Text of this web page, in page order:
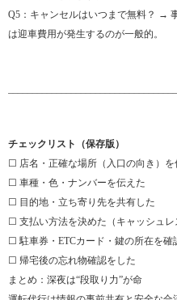
Q5：キャンセルはいつまで無料？ →
は迎車費用が発生するのが一般的。
チェックリスト（保存版）
☐ 店名・正確な場所（入口の向き）を
☐ 車種・色・ナンバーを伝えた
☐ 目的地・立ち寄り先を共有した
☐ 支払い方法を決めた（キャッシュレ
☐ 駐車券・ETCカード・鍵の所在を確
☐ 帰宅後の忘れ物確認をした
まとめ：深夜は“段取り力”が命